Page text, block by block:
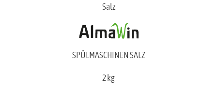
SPÜLMASCHINEN SALZ
2 kg